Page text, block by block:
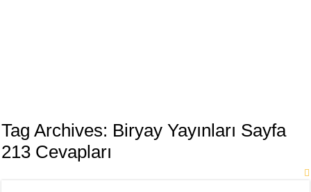
Tag Archives: Biryay Yayınları Sayfa
213 Cevapları